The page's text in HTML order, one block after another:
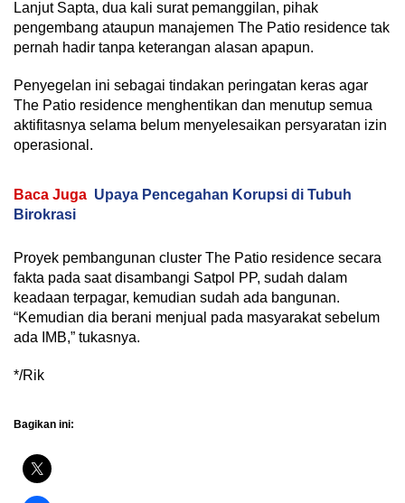
Lanjut Sapta, dua kali surat pemanggilan, pihak
pengembang ataupun manajemen The Patio residence tak
pernah hadir tanpa keterangan alasan apapun.
Penyegelan ini sebagai tindakan peringatan keras agar
The Patio residence menghentikan dan menutup semua
aktifitasnya selama belum menyelesaikan persyaratan izin
operasional.
Baca Juga Upaya Pencegahan Korupsi di Tubuh
Birokrasi
Proyek pembangunan cluster The Patio residence secara
fakta pada saat disambangi Satpol PP, sudah dalam
keadaan terpagar, kemudian sudah ada bangunan.
“Kemudian dia berani menjual pada masyarakat sebelum
ada IMB,” tukasnya.
*/Rik
Bagikan ini: